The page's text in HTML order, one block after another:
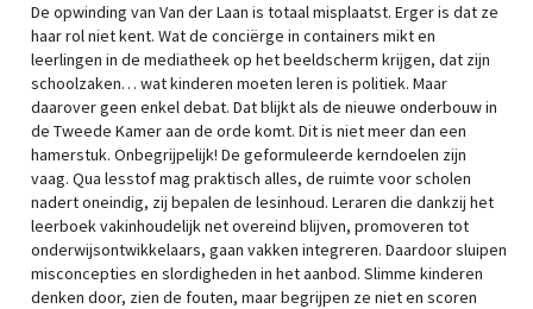
De opwinding van Van der Laan is totaal misplaatst. Erger is dat ze
haar rol niet kent. Wat de conciërge in containers mikt en
leerlingen in de mediatheek op het beeldscherm krijgen, dat zijn
schoolzaken… wat kinderen moeten leren is politiek. Maar
daarover geen enkel debat. Dat blijkt als de nieuwe onderbouw in
de Tweede Kamer aan de orde komt. Dit is niet meer dan een
hamerstuk. Onbegrijpelijk! De geformuleerde kerndoelen zijn
vaag. Qua lesstof mag praktisch alles, de ruimte voor scholen
nadert oneindig, zij bepalen de lesinhoud. Leraren die dankzij het
leerboek vakinhoudelijk net overeind blijven, promoveren tot
onderwijsontwikkelaars, gaan vakken integreren. Daardoor sluipen
misconcepties en slordigheden in het aanbod. Slimme kinderen
denken door, zien de fouten, maar begrijpen ze niet en scoren